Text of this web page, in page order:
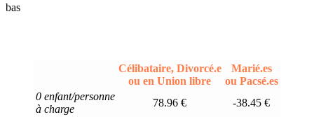
bas
Célibataire, Divorcé.e
ou en Union libre
Marié.es
ou Pacsé.es
0 enfant/personne
à charge
78.96 €
-38.45 €